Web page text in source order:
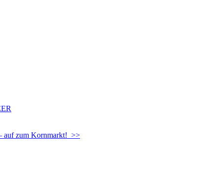
auf zum Kornmarkt! >>